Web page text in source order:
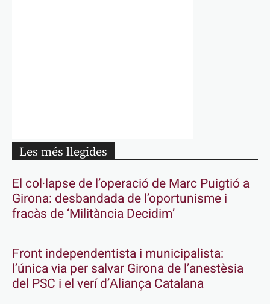
Les més llegides
El col·lapse de l’operació de Marc Puigtió a
Girona: desbandada de l’oportunisme i
fracàs de ‘Militància Decidim’
Front independentista i municipalista:
l’única via per salvar Girona de l’anestèsia
del PSC i el verí d’Aliança Catalana